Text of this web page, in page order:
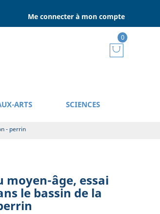
Me connecter à mon compte
0
ARTS SCIENCES
- perrin
moyen-âge, essai
le bassin de la